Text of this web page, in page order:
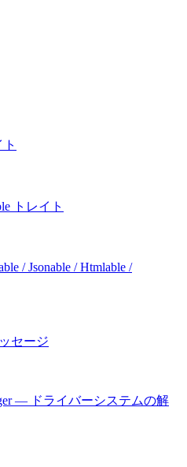
トレイト
/ Jsonable / Htmlable /
セージ
— ドライバーシステムの解